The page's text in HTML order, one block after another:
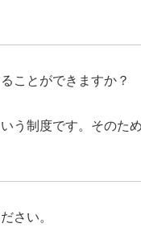
ことができますか？
う制度です。そのた
さい。